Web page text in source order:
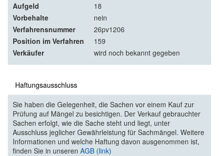
Aufgeld
18
Vorbehalte
nein
Verfahrensnummer
26pv1206
Position im Verfahren
159
Verkäufer
wird noch bekannt gegeben
Haftungsausschluss
Sie haben die Gelegenheit, die Sachen vor einem Kauf zur
Prüfung auf Mängel zu besichtigen. Der Verkauf gebrauchter
Sachen erfolgt, wie die Sache steht und liegt, unter
Ausschluss jeglicher Gewährleistung für Sachmängel. Weitere
Informationen und welche Haftung davon ausgenommen ist,
finden Sie in unseren AGB (link)